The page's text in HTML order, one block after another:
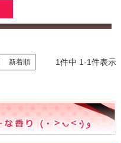
新着順 1件中 1-1件表示